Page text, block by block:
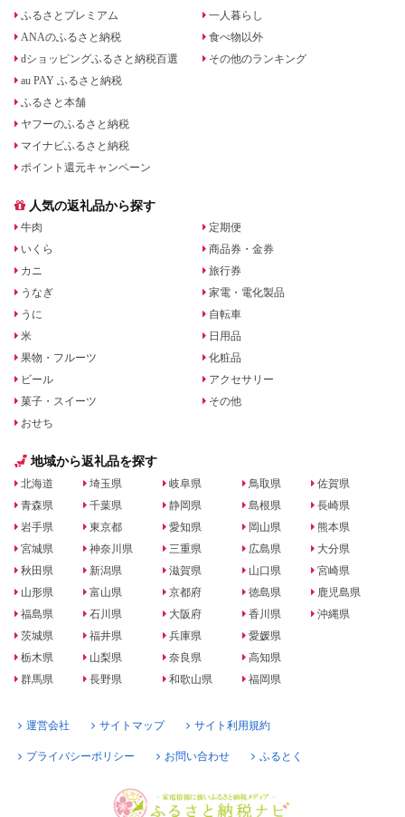
ふるさとプレミアム
ANAのふるさと納税
dショッピングふるさと納税百選
au PAY ふるさと納税
ふるさと本舗
ヤフーのふるさと納税
マイナビふるさと納税
ポイント還元キャンペーン
一人暮らし
食べ物以外
その他のランキング
人気の返礼品から探す
牛肉
いくら
カニ
うなぎ
うに
米
果物・フルーツ
ビール
菓子・スイーツ
おせち
定期便
商品券・金券
旅行券
家電・電化製品
自転車
日用品
化粧品
アクセサリー
その他
地域から返礼品を探す
北海道
青森県
岩手県
宮城県
秋田県
山形県
福島県
茨城県
栃木県
群馬県
埼玉県
千葉県
東京都
神奈川県
新潟県
富山県
石川県
福井県
山梨県
長野県
岐阜県
静岡県
愛知県
三重県
滋賀県
京都府
大阪府
兵庫県
奈良県
和歌山県
鳥取県
島根県
岡山県
広島県
山口県
徳島県
香川県
愛媛県
高知県
福岡県
佐賀県
長崎県
熊本県
大分県
宮崎県
鹿児島県
沖縄県
運営会社 サイトマップ サイト利用規約
プライバシーポリシー お問い合わせ ふるとく